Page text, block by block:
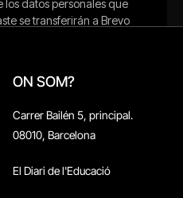
ON SOM?
Carrer Bailén 5, principal.
08010, Barcelona
El Diari de l'Educació